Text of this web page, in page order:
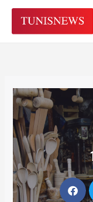
Aller
contenu